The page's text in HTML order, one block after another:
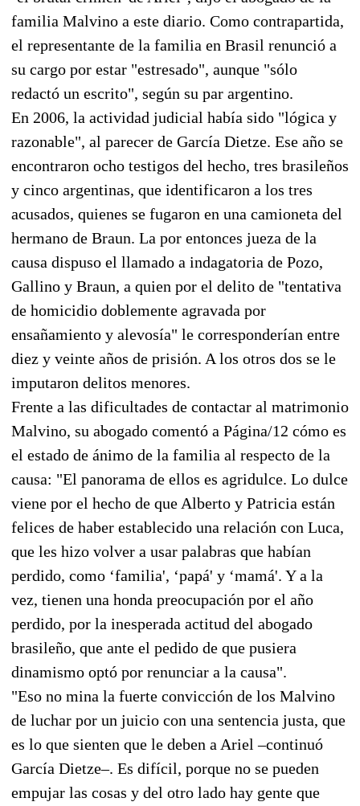
familia Malvino a este diario. Como contrapartida,
el representante de la familia en Brasil renunció a
su cargo por estar "estresado", aunque "sólo
redactó un escrito", según su par argentino.
En 2006, la actividad judicial había sido "lógica y
razonable", al parecer de García Dietze. Ese año se
encontraron ocho testigos del hecho, tres brasileños
y cinco argentinas, que identificaron a los tres
acusados, quienes se fugaron en una camioneta del
hermano de Braun. La por entonces jueza de la
causa dispuso el llamado a indagatoria de Pozo,
Gallino y Braun, a quien por el delito de "tentativa
de homicidio doblemente agravada por
ensañamiento y alevosía" le corresponderían entre
diez y veinte años de prisión. A los otros dos se le
imputaron delitos menores.
Frente a las dificultades de contactar al matrimonio
Malvino, su abogado comentó a Página/12 cómo es
el estado de ánimo de la familia al respecto de la
causa: "El panorama de ellos es agridulce. Lo dulce
viene por el hecho de que Alberto y Patricia están
felices de haber establecido una relación con Luca,
que les hizo volver a usar palabras que habían
perdido, como ‘familia', ‘papá' y ‘mamá'. Y a la
vez, tienen una honda preocupación por el año
perdido, por la inesperada actitud del abogado
brasileño, que ante el pedido de que pusiera
dinamismo optó por renunciar a la causa".
"Eso no mina la fuerte convicción de los Malvino
de luchar por un juicio con una sentencia justa, que
es lo que sienten que le deben a Ariel –continuó
García Dietze–. Es difícil, porque no se pueden
empujar las cosas y del otro lado hay gente que